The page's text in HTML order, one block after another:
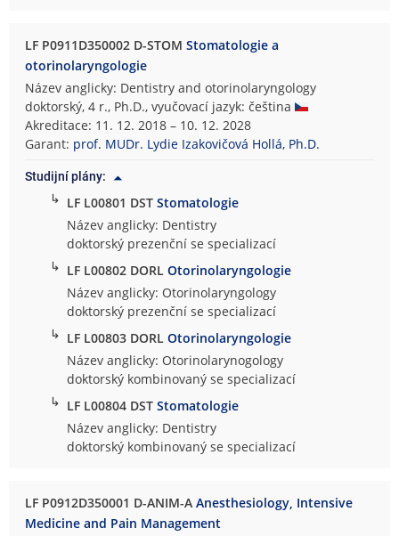
LF P0911D350002 D-STOMStomatologie a
otorinolaryngologie
Název anglicky: Dentistry and otorinolaryngology
doktorský, 4 r., Ph.D., vyučovací jazyk: čeština
Akreditace: 11. 12. 2018 – 10. 12. 2028
Garant: prof. MUDr. Lydie Izakovičová Hollá, Ph.D.
Studijní plány:
↳ LF L00801 DSTStomatologie
Název anglicky: Dentistry
doktorský prezenční se specializací
↳ LF L00802 DORLOtorinolaryngologie
Název anglicky: Otorinolaryngology
doktorský prezenční se specializací
↳ LF L00803 DORLOtorinolaryngologie
Název anglicky: Otorinolarynogology
doktorský kombinovaný se specializací
↳ LF L00804 DSTStomatologie
Název anglicky: Dentistry
doktorský kombinovaný se specializací
LF P0912D350001 D-ANIM-AAnesthesiology, Intensive
Medicine and Pain Management